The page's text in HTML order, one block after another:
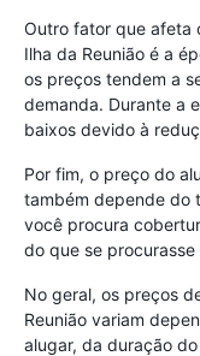
Outro fator que afeta
Ilha da Reunião é a
os preços tendem a
demanda. Durante a
baixos devido à
Por fim, o preço do
também depende do
você procura
do que se
No geral, os preços
Reunião variam
alugar, da duração